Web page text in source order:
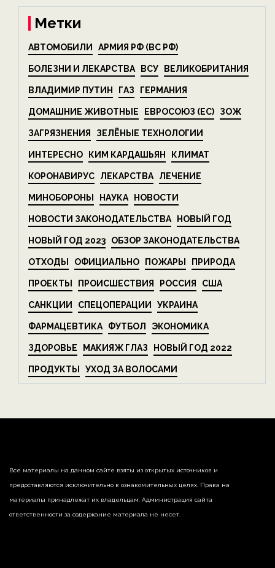
Метки
АВТОМОБИЛИ АРМИЯ РФ (ВС РФ)
БОЛЕЗНИ И ЛЕКАРСТВА ВСУ ВЕЛИКОБРИТАНИЯ
ВЛАДИМИР ПУТИН ГАЗ ГЕРМАНИЯ
ДОМАШНИЕ ЖИВОТНЫЕ ЕВРОСОЮЗ (ЕС) ЗОЖ
ЗАГРЯЗНЕНИЯ ЗЕЛЁНЫЕ ТЕХНОЛОГИИ
ИНТЕРЕСНО КИМ КАРДАШЬЯН КЛИМАТ
КОРОНАВИРУС ЛЕКАРСТВА ЛЕЧЕНИЕ
МИНОБОРОНЫ НАУКА НОВОСТИ
НОВОСТИ ЗАКОНОДАТЕЛЬСТВА НОВЫЙ ГОД
НОВЫЙ ГОД 2023 ОБЗОР ЗАКОНОДАТЕЛЬСТВА
ОТХОДЫ ОФИЦИАЛЬНО ПОЖАРЫ ПРИРОДА
ПРОЕКТЫ ПРОИСШЕСТВИЯ РОССИЯ США
САНКЦИИ СПЕЦОПЕРАЦИИ УКРАИНА
ФАРМАЦЕВТИКА ФУТБОЛ ЭКОНОМИКА
ЗДОРОВЬЕ МАКИЯЖ ГЛАЗ НОВЫЙ ГОД 2022
ПРОДУКТЫ УХОД ЗА ВОЛОСАМИ
Все материалы на данном сайте взяты из открытых источников и
предоставляются исключительно в ознакомительных целях. Права на
материалы принадлежат их владельцам. Администрация сайта
ответственности за содержание материала не несет.